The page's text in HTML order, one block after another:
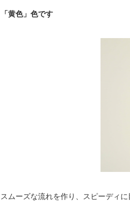
「黄色」色です
スムーズな流れを作り、スピーディ